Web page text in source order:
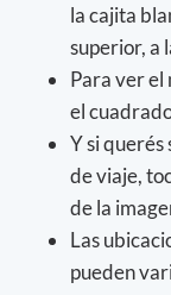
la cajita
superior, a
Para ver el
el
Y si
de viaje,
de la
Las
pueden